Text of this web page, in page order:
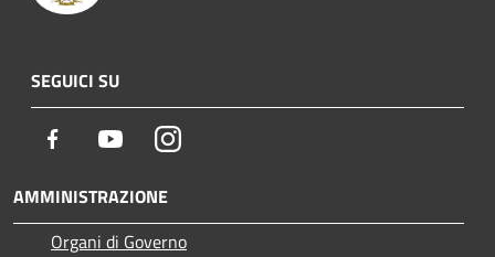
SEGUICI SU
Facebook YoutubeInstagram
AMMINISTRAZIONE
Organi di Governo